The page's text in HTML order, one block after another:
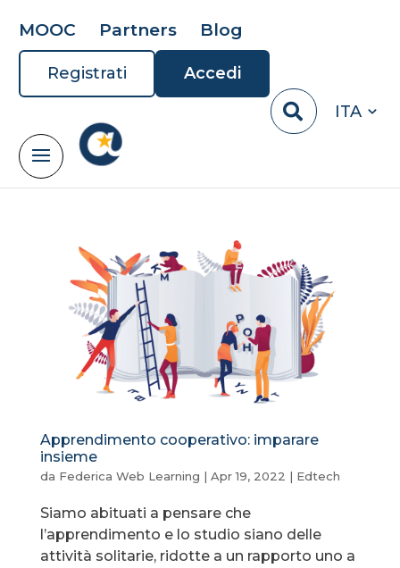
MOOC Partners Blog
Registrati
Accedi
ITA
Apprendimento cooperativo: imparare
insieme
da Federica Web Learning | Apr 19, 2022 | Edtech
Siamo abituati a pensare che
l’apprendimento e lo studio siano delle
attività solitarie, ridotte a un rapporto uno a